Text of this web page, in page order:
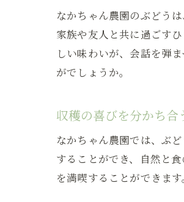
なかちゃん農園のぶどう
家族や友人と共に過ごす
しい味わいが、会話を弾
がでしょうか。
収穫の喜びを分かち合
なかちゃん農園では、ぶ
することができ、自然と
を満喫することができま